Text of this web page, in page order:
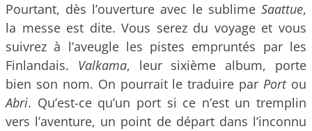
Pourtant, dès l’ouverture avec le sublime Saattue,
la messe est dite. Vous serez du voyage et vous
suivrez à l’aveugle les pistes empruntés par les
Finlandais. Valkama, leur sixième album, porte
bien son nom. On pourrait le traduire parPortou
Abri. Qu’est-ce qu’un port si ce n’est un tremplin
vers l’aventure, un point de départ dans l’inconnu